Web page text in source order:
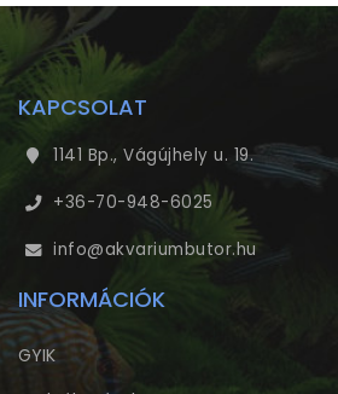
KAPCSOLAT
1141 Bp., Vágújhely u. 19.
+36-70-948-6025
info@akvariumbutor.hu
INFORMÁCIÓK
GYIK